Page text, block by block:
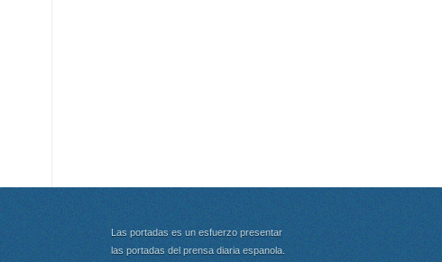
Las portadas es un esfuerzo presentar
las portadas del prensa diaria espanola.